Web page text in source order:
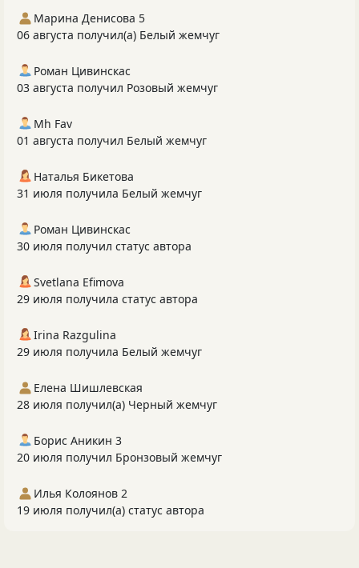
Марина Денисова 5
06 августа получил(а) Белый жемчуг
Роман Цивинскас
03 августа получил Розовый жемчуг
Mh Fav
01 августа получил Белый жемчуг
Наталья Бикетова
31 июля получила Белый жемчуг
Роман Цивинскас
30 июля получил статус автора
Svetlana Efimova
29 июля получила статус автора
Irina Razgulina
29 июля получила Белый жемчуг
Елена Шишлевская
28 июля получил(а) Черный жемчуг
Борис Аникин 3
20 июля получил Бронзовый жемчуг
Илья Колоянов 2
19 июля получил(а) статус автора